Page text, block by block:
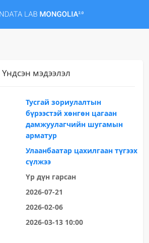
Үндсэн мэдээлэл
Тусгай зориулалтын
бүрээстэй хөнгөн цагаан
дамжуулагчийн шугамын
арматур
Улаанбаатар цахилгаан түгээх
сүлжээ
Үр дүн гарсан
2026-07-21
2026-02-06
2026-03-13 10:00